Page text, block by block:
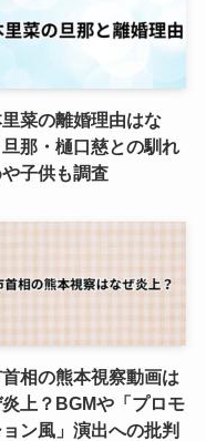
菜の離婚理由はな
那・樋口慈との馴れ
子供も調査
相の熊本視察動画は
上？BGMや「プロモ
ン風」演出への批判